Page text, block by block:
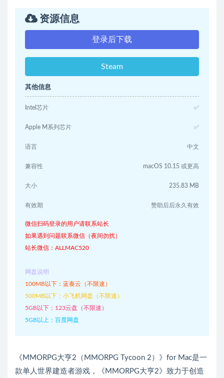
资源信息
登录后下载
Steam
其他信息
Intel芯片 ✅
Apple M系列芯片 ✅
语言 中文
兼容性 macOS 10.15 或更高
大小 235.83 MB
有效期 赞助后后永久有效
微信扫码登录的用户请联系站长
如果遇到问题联系微信（夜间勿扰）
站长微信：ALLMAC520
网盘说明
100MB以下：蓝奏云（不限速）
500MB以下：小飞机网盘（不限速）
5GB以下：123云盘（不限速）
5GB以上：百度网盘
《MMORPG大亨2（MMORPG Tycoon 2）》for Mac是一
款单人世界建造者游戏，《MMORPG大亨2》致力于创造